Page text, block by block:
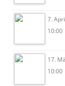
7.
10:00
17.
10:00